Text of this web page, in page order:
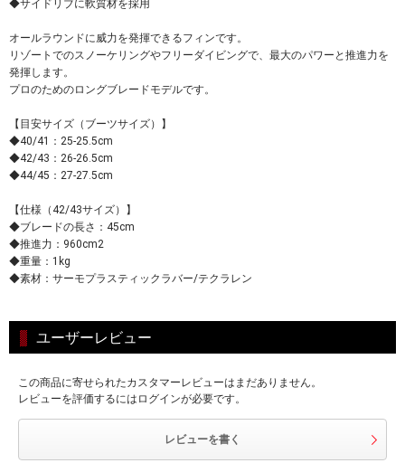
◆サイドリブに軟質材を採用
オールラウンドに威力を発揮できるフィンです。
リゾートでのスノーケリングやフリーダイビングで、最大のパワーと推進力を
発揮します。
プロのためのロングブレードモデルです。
【目安サイズ（ブーツサイズ）】
◆40/41：25-25.5cm
◆42/43：26-26.5cm
◆44/45：27-27.5cm
【仕様（42/43サイズ）】
◆ブレードの長さ：45cm
◆推進力：960cm2
◆重量：1kg
◆素材：サーモプラスティックラバー/テクラレン
ユーザーレビュー
この商品に寄せられたカスタマーレビューはまだありません。
レビューを評価するにはログインが必要です。
レビューを書く